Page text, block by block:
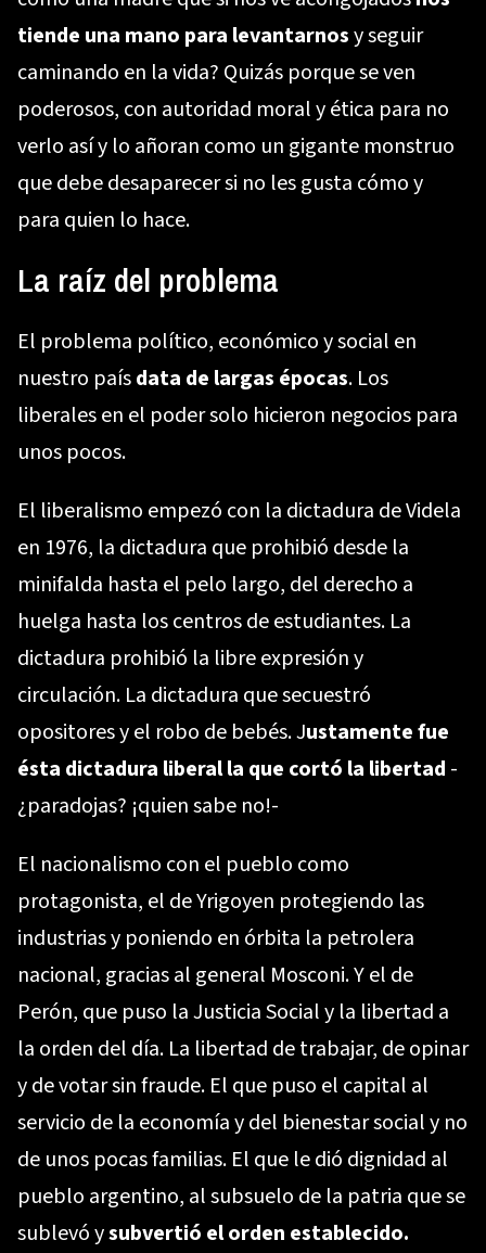
tiende una mano para levantarnosy seguir
caminando en la vida? Quizás porque se ven
poderosos, con autoridad moral y ética para no
verlo así y lo añoran como un gigante monstruo
que debe desaparecer si no les gusta cómo y
para quien lo hace.
La raíz del problema
El problema político, económico y social en
nuestro paísdata de largas épocas. Los
liberales en el poder solo hicieron negocios para
unos pocos.
El liberalismo empezó con la dictadura de Videla
en 1976, la dictadura que prohibió desde la
minifalda hasta el pelo largo, del derecho a
huelga hasta los centros de estudiantes. La
dictadura prohibió la libre expresión y
circulación. La dictadura que secuestró
opositores y el robo de bebés. Justamente fue
ésta dictadura liberal la que cortó la libertad -
¿paradojas? ¡quien sabe no!-
El nacionalismo con el pueblo como
protagonista, el de Yrigoyen protegiendo las
industrias y poniendo en órbita la petrolera
nacional, gracias al general Mosconi. Y el de
Perón, que puso la Justicia Social y la libertad a
la orden del día. La libertad de trabajar, de opinar
y de votar sin fraude. El que puso el capital al
servicio de la economía y del bienestar social y no
de unos pocas familias. El que le dió dignidad al
pueblo argentino, al subsuelo de la patria que se
sublevó ysubvertió el orden establecido.